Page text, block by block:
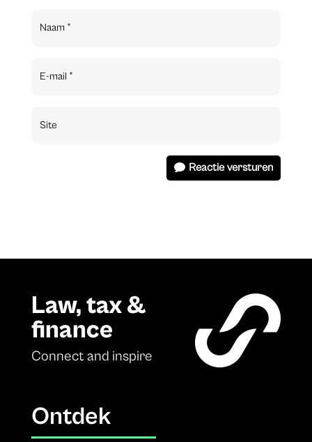
Reactie versturen
Law, tax &
finance
Connect and inspire
Ontdek